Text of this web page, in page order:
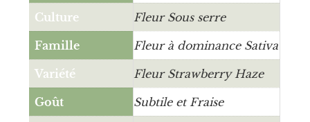
Culture Fleur Sous serre
Famille Fleur à dominance Sativa
Variété Fleur Strawberry Haze
Goût Subtile et Fraise